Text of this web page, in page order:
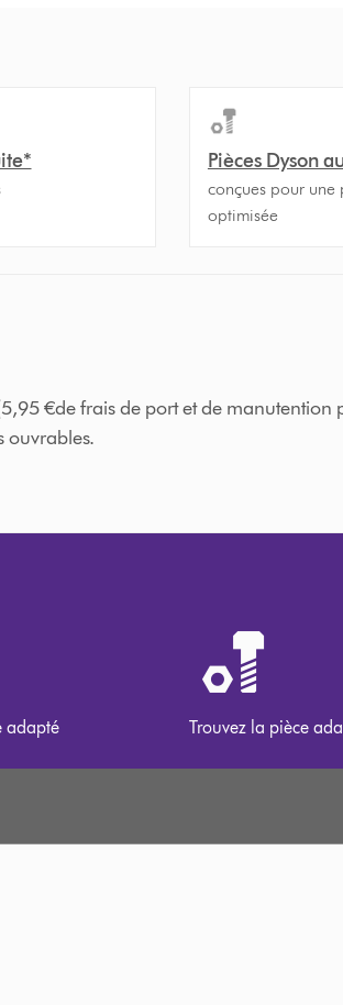
Pièces Dyson
conçues pour une
optimisée
€de frais de port et de
ouvrables.
adapté Trouvez la pièce